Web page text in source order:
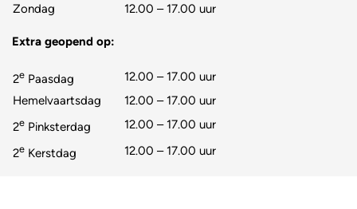
Zondag
12.00 – 17.00 uur
Extra geopend op:
2e Paasdag
12.00 – 17.00 uur
Hemelvaartsdag
12.00 – 17.00 uur
2e Pinksterdag
12.00 – 17.00 uur
2e Kerstdag 12.00 – 17.00 uur